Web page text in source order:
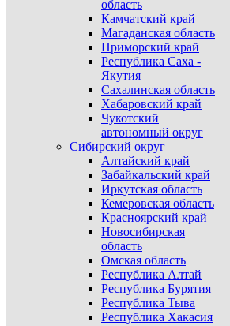
область
Камчатский край
Магаданская область
Приморский край
Республика Саха -
Якутия
Сахалинская область
Хабаровский край
Чукотский
автономный округ
Сибирский округ
Алтайский край
Забайкальский край
Иркутская область
Кемеровская область
Красноярский край
Новосибирская
область
Омская область
Республика Алтай
Республика Бурятия
Республика Тыва
Республика Хакасия